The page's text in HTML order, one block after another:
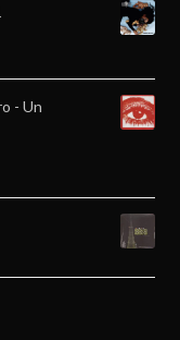
- Un